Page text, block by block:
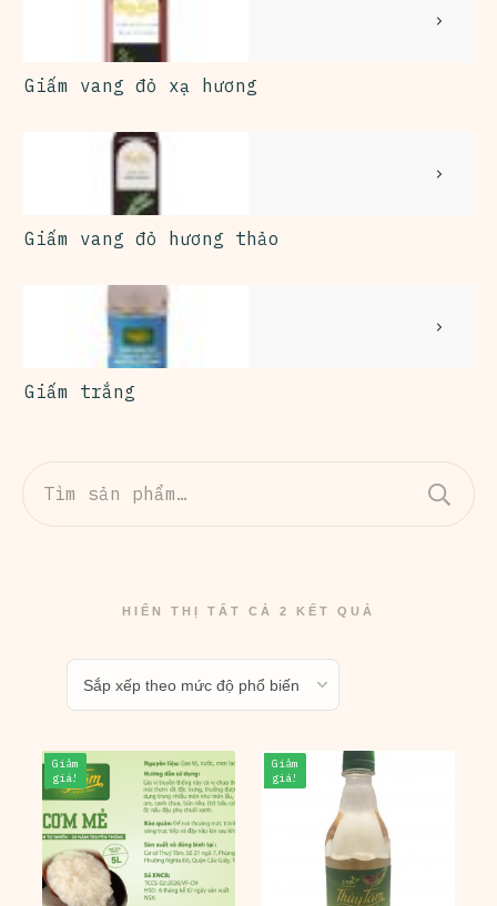
Tìm
HIỂN THỊ TẤT CẢ 2 KẾT QUẢ
Giảm
giá!
Giảm
giá!
Giấm vang đỏ xạ hương
Giấm vang đỏ hương thảo
Giấm trắng